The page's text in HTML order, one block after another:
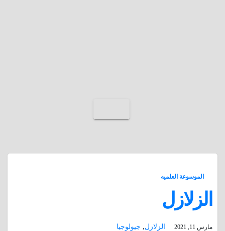
الموسوعة العلميه
الزلازل
مارس 11, 2021 الزلازل, جيولوجيا